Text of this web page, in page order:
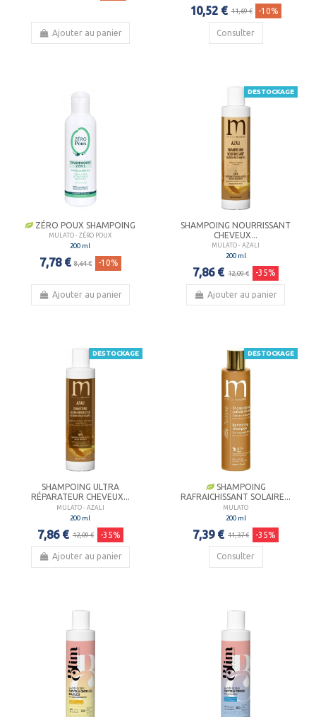
Ajouter au panier
10,52 € 11,69 € -10%
Consulter
ZÉRO POUX SHAMPOING
MULATO - ZÉRO POUX
200 ml
7,78 € 8,64 € -10%
Ajouter au panier
DESTOCKAGE
SHAMPOING NOURRISSANT
CHEVEUX...
MULATO - AZALI
200 ml
7,86 € 12,09 € -35%
Ajouter au panier
DESTOCKAGE
SHAMPOING ULTRA
RÉPARATEUR CHEVEUX...
MULATO - AZALI
200 ml
7,86 € 12,09 € -35%
Ajouter au panier
DESTOCKAGE
SHAMPOING
RAFRAICHISSANT SOLAIRE...
MULATO
200 ml
7,39 € 11,37 € -35%
Consulter